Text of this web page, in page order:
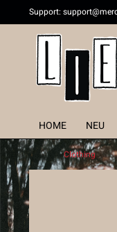
Support:
HOME NEU
Clothing